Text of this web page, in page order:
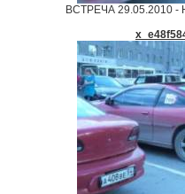
ВСТРЕЧА 29.05.2010